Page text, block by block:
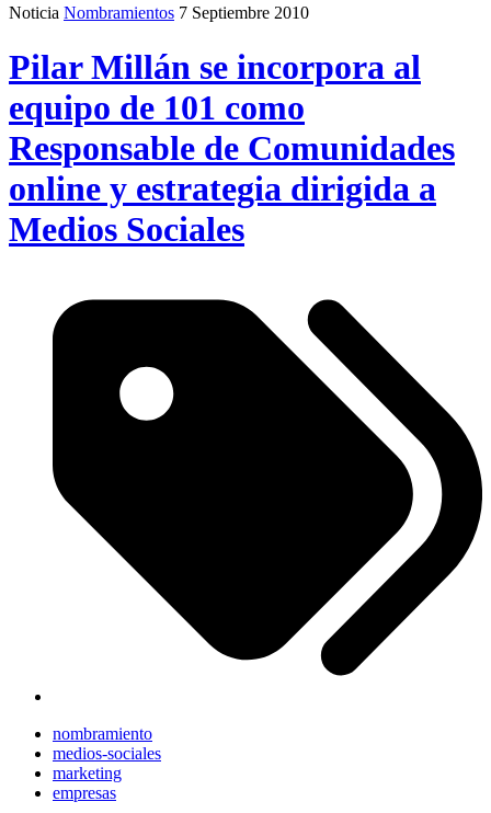
Noticia Nombramientos 7 Septiembre 2010
Pilar Millán se incorpora al
equipo de 101 como
Responsable de Comunidades
online y estrategia dirigida a
Medios Sociales
nombramiento
medios-sociales
marketing
empresas